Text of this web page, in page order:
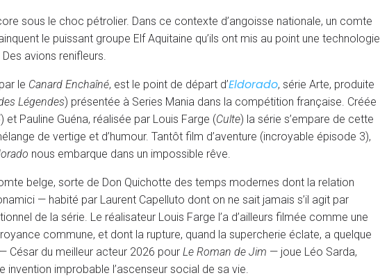
sous le choc pétrolier. Dans ce contexte d’angoisse nationale, un comte
le puissant groupe Elf Aquitaine qu’ils ont mis au point une technologie
avions renifleurs.
le Canard Enchaîné, est le point de départ d’Eldorado, série Arte, produite
Légendes) présentée à Series Mania dans la compétition française. Créée
) et Pauline Guéna, réalisée par Louis Farge (Culte) la série s’empare de cette
de vertige et d’humour. Tantôt film d’aventure (incroyable épisode 3),
nous embarque dans un impossible rêve.
belge, sorte de Don Quichotte des temps modernes dont la relation
— habité par Laurent Capelluto dont on ne sait jamais s’il agit par
de la série. Le réalisateur Louis Farge l’a d’ailleurs filmée comme une
commune, et dont la rupture, quand la supercherie éclate, a quelque
César du meilleur acteur 2026 pour Le Roman de Jim — joue Léo Sarda,
improbable l’ascenseur social de sa vie.